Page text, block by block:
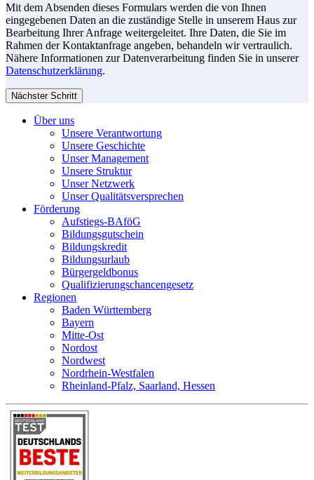
Mit dem Absenden dieses Formulars werden die von Ihnen
eingegebenen Daten an die zuständige Stelle in unserem Haus zur
Bearbeitung Ihrer Anfrage weitergeleitet. Ihre Daten, die Sie im
Rahmen der Kontaktanfrage angeben, behandeln wir vertraulich.
Nähere Informationen zur Datenverarbeitung finden Sie in unserer
Datenschutzerklärung.
Nächster Schritt
Über uns
Unsere Verantwortung
Unsere Geschichte
Unser Management
Unsere Struktur
Unser Netzwerk
Unser Qualitätsversprechen
Förderung
Aufstiegs-BAföG
Bildungsgutschein
Bildungskredit
Bildungsurlaub
Bürgergeldbonus
Qualifizierungschancengesetz
Regionen
Baden Württemberg
Bayern
Mitte-Ost
Nordost
Nordwest
Nordrhein-Westfalen
Rheinland-Pfalz, Saarland, Hessen